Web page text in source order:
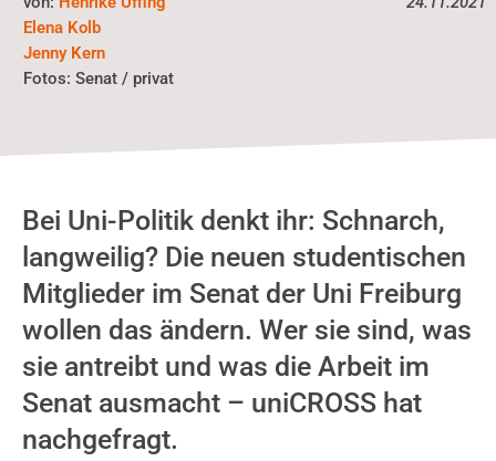
Elena Kolb
Jenny Kern
Fotos:Senat / privat
Bei Uni-Politik denkt ihr: Schnarch,
langweilig? Die neuen studentischen
Mitglieder im Senat der Uni Freiburg
wollen das ändern. Wer sie sind, was
sie antreibt und was die Arbeit im
Senat ausmacht – uniCROSS hat
nachgefragt.